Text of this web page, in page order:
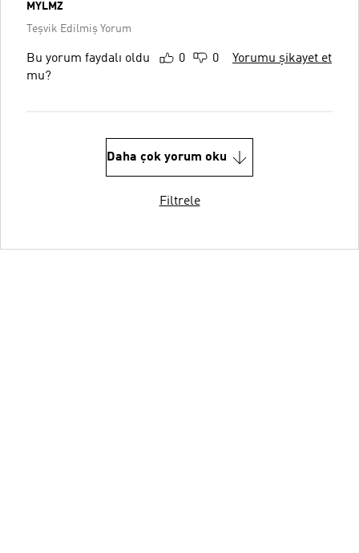
MYLMZ
Teşvik Edilmiş Yorum
Bu yorum faydalı oldu
mu?
0 0 Yorumu şikayet et
Daha çok yorum oku
Filtrele